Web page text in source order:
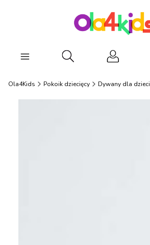
Otwórz wyszukiwarkę
Ola4Kids Pokoik dziecięcy Dywany dla dzieci